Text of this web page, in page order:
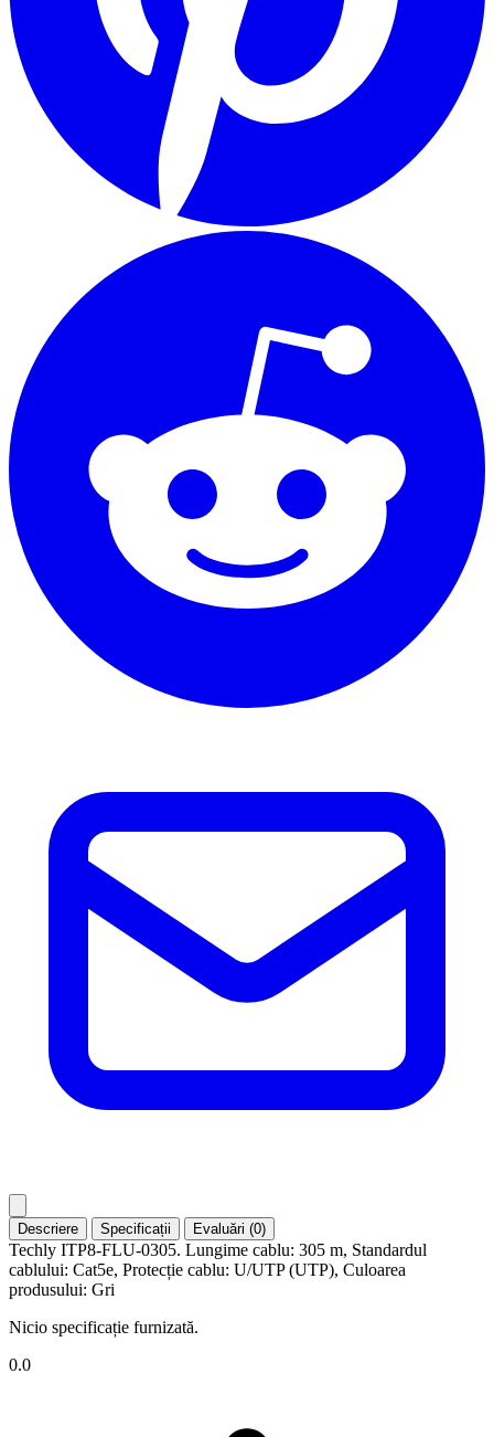
Descriere Specificații Evaluări (0)
Techly ITP8-FLU-0305. Lungime cablu: 305 m, Standardul
cablului: Cat5e, Protecție cablu: U/UTP (UTP), Culoarea
produsului: Gri
Nicio specificație furnizată.
0.0